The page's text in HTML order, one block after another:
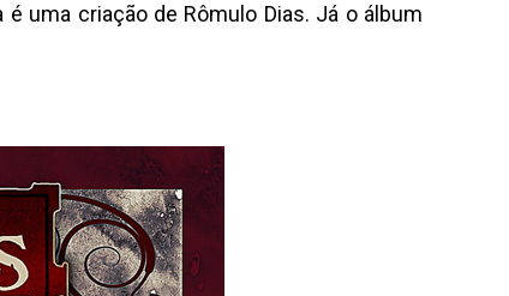
uma criação de Rômulo Dias. Já o álbum